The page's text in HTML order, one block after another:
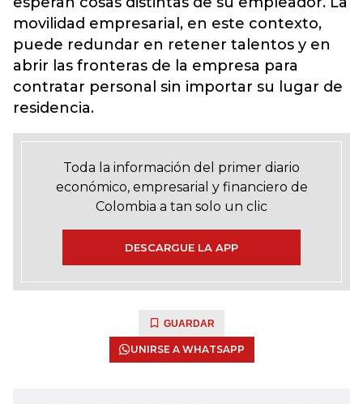
movilidad empresarial, en este contexto,
puede redundar en retener talentos y en
abrir las fronteras de la empresa para
contratar personal sin importar su lugar de
residencia.
Toda la información del primer diario
económico, empresarial y financiero de
Colombia a tan solo un clic
DESCARGUE LA APP
GUARDAR
UNIRSE A WHATSAPP